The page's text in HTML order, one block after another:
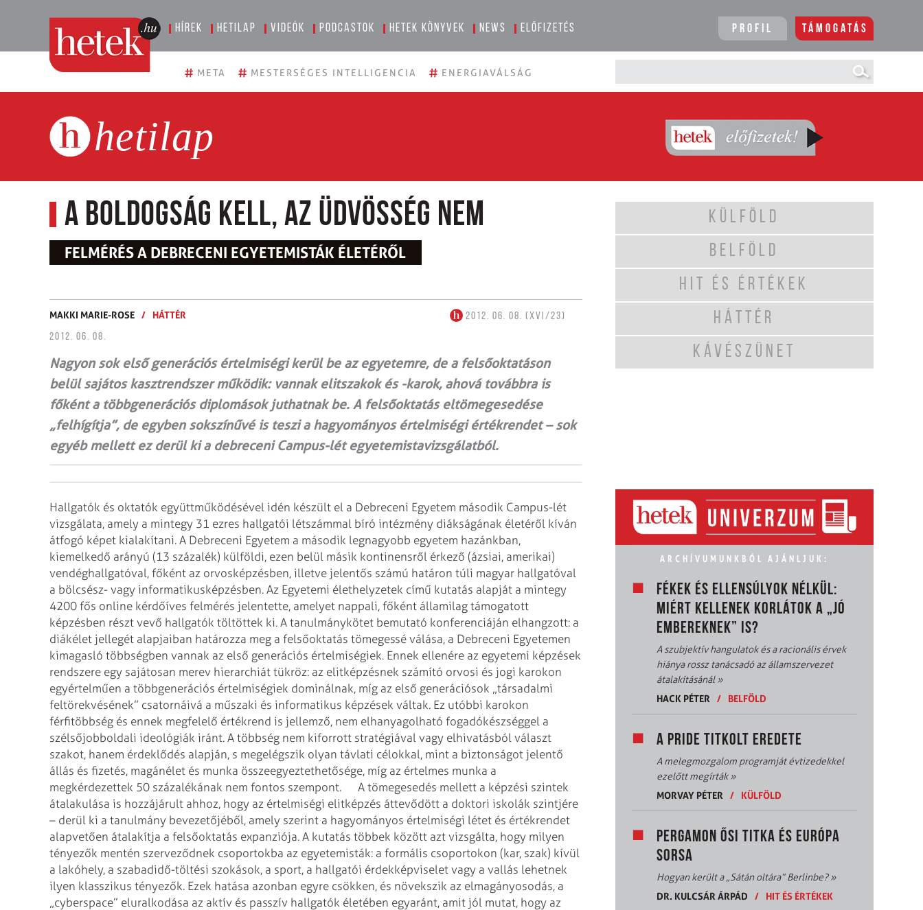
Hírek Hetilap Videók Podcastok Hetek könyvek News Előfizetés Profil Támogatás
# META # MESTERSÉGES INTELLIGENCIA # ENERGIAVÁLSÁG
hetilap
A boldogság kell, az üdvösség nem
FELMÉRÉS A DEBRECENI EGYETEMISTÁK ÉLETÉRŐL
MAKKI MARIE-ROSE / HÁTTÉR
2012. 06. 08. (XVI/23)
2012. 06. 08.
Nagyon sok első generációs értelmiségi kerül be az egyetemre, de a felsőoktatáson
belül sajátos kasztrendszer működik: vannak elitszakok és -karok, ahová továbbra is
főként a többgenerációs diplomások juthatnak be. A felsőoktatás eltömegesedése
„felhígítja”, de egyben sokszínűvé is teszi a hagyományos értelmiségi értékrendet – sok
egyéb mellett ez derül ki a debreceni Campus-lét egyetemistavizsgálatból.
Hallgatók és oktatók együttműködésével idén készült el a Debreceni Egyetem második Campus-lét
vizsgálata, amely a mintegy 31 ezres hallgatói létszámmal bíró intézmény diákságának életéről kíván
átfogó képet kialakítani. A Debreceni Egyetem a második legnagyobb egyetem hazánkban,
kiemelkedő arányú (13 százalék) külföldi, ezen belül másik kontinensről érkező (ázsiai, amerikai)
vendéghallgatóval, főként az orvosképzésben, illetve jelentős számú határon túli magyar hallgatóval
a bölcsész- vagy informatikusképzésben. Az Egyetemi élethelyzetek című kutatás alapját a mintegy
4200 fős online kérdőíves felmérés jelentette, amelyet nappali, főként államilag támogatott
képzésben részt vevő hallgatók töltöttek ki. A tanulmánykötet bemutató konferenciáján elhangzott: a
diákélet jellegét alapjaiban határozza meg a felsőoktatás tömegessé válása, a Debreceni Egyetemen
kimagasló többségben vannak az első generációs értelmiségiek. Ennek ellenére az egyetemi képzések
rendszere egy sajátosan merev hierarchiát tükröz: az elitképzésnek számító orvosi és jogi karokon
egyértelműen a többgenerációs értelmiségiek dominálnak, míg az első generációsok „társadalmi
feltörekvésének” csatornáivá a műszaki és informatikus képzések váltak. Ez utóbbi karokon
férfitöbbség és ennek megfelelő értékrend is jellemző, nem elhanyagolható fogadókészséggel a
szélsőjobboldali ideológiák iránt. A többség nem kiforrott stratégiával vagy elhivatásból választ
szakot, hanem érdeklődés alapján, s megelégszik olyan távlati célokkal, mint a biztonságot jelentő
állás és fizetés, magánélet és munka összeegyeztethetősége, míg az értelmes munka a
megkérdezettek 50 százalékának nem fontos szempont. A tömegesedés mellett a képzési szintek
átalakulása is hozzájárult ahhoz, hogy az értelmiségi elitképzés áttevődött a doktori iskolák szintjére
– derül ki a tanulmány bevezetőjéből, amely szerint a hagyományos értelmiségi létet és értékrendet
alapvetően átalakítja a felsőoktatás expanziója. A kutatás többek között azt vizsgálta, hogy milyen
tényezők mentén szerveződnek csoportokba az egyetemisták: a formális csoportokon (kar, szak) kívül
a lakóhely, a szabadidő-töltési szokások, a sport, a hallgatói érdekképviselet vagy a vallás lehetnek
ilyen klasszikus tényezők. Ezek hatása azonban egyre csökken, és növekszik az elmagányosodás, a
„cyberspace” eluralkodása az aktív és passzív hallgatók életében egyaránt, amit jól mutat, hogy az
KÜLFÖLD
BELFÖLD
HIT ÉS ÉRTÉKEK
HÁTTÉR
KÁVÉSZÜNET
ARCHÍVUMUNKBÓL AJÁNLJUK:
FÉKEK ÉS ELLENSÚLYOK NÉLKÜL:
MIÉRT KELLENEK KORLÁTOK A „JÓ
EMBEREKNEK” IS?
A szubjektív hangulatok és a racionális érvek
hiánya rossz tanácsadó az államszervezet
átalakításánál»
HACK PÉTER
/ BELFÖLD
A PRIDE TITKOLT EREDETE
A melegmozgalom programját évtizedekkel
ezelőtt megírták»
MORVAY PÉTER
/ KÜLFÖLD
PERGAMON ŐSI TITKA ÉS EURÓPA
SORSA
Hogyan került a „Sátán oltára” Berlinbe?»
DR. KULCSÁR ÁRPÁD
/ HIT ÉS ÉRTÉKEK